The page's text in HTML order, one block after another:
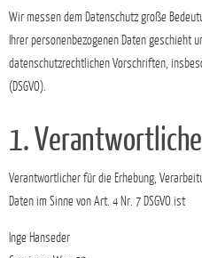
Wir messen dem Datenschutz große
Ihrer personenbezogenen Daten geschieht
datenschutzrechtlichen Vorschriften,
(DSGVO).
1.
Verantwortlicher für die Erhebung,
Daten im Sinne von Art. 4 Nr. 7 DSGVO ist
Inge Hanseder